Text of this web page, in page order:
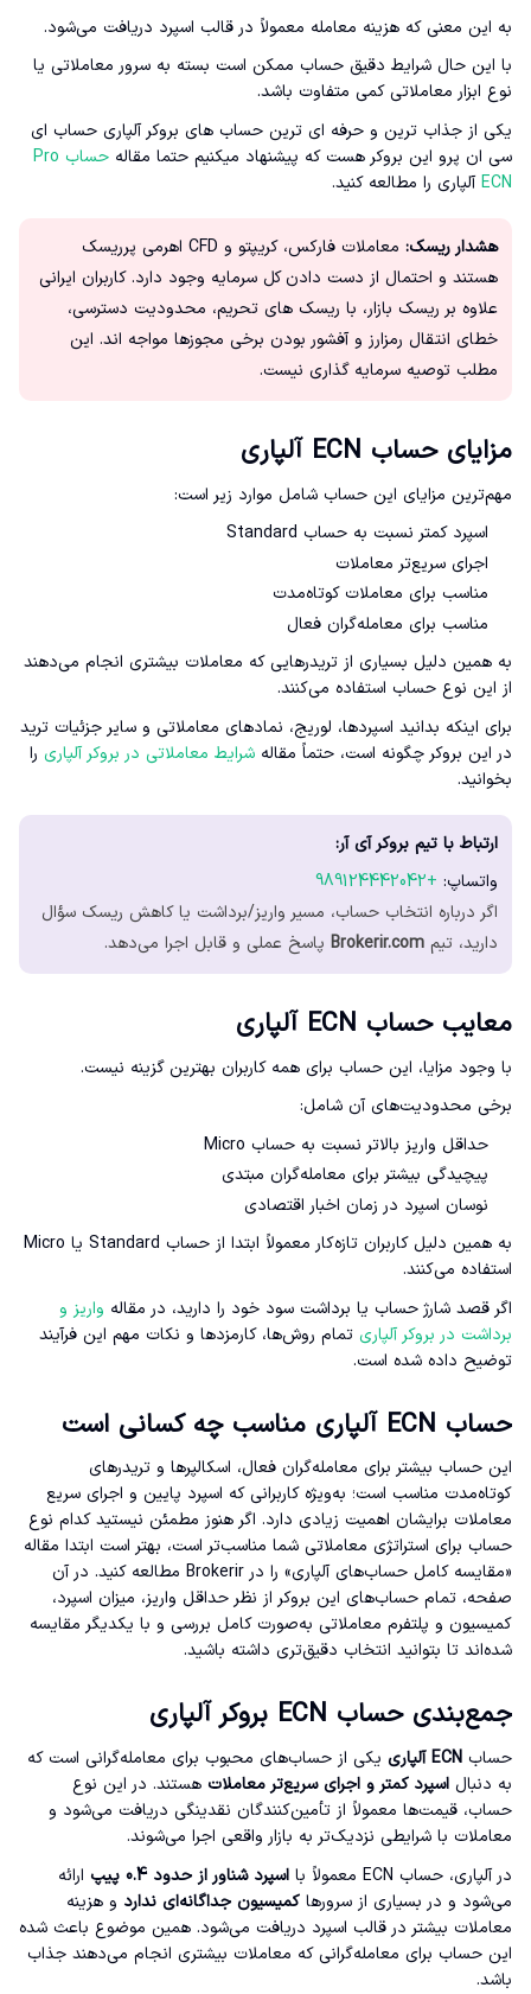
به این معنی که هزینه معامله معمولاً در قالب اسپرد دریافت می‌شود.
با این حال شرایط دقیق حساب ممکن است بسته به سرور معاملاتی یا
نوع ابزار معاملاتی کمی متفاوت باشد.
یکی از جذاب ترین و حرفه ای ترین حساب های بروکر آلپاری حساب ای
سی ان پرو این بروکر هست که پیشنهاد میکنیم حتما مقاله
حساب Pro
ECNآلپاری را مطالعه کنید.
هشدار ریسک:
معاملات فارکس، کریپتو و CFD اهرمی پرریسک
هستند و احتمال از دست دادن کل سرمایه وجود دارد. کاربران ایرانی
علاوه بر ریسک بازار، با ریسک های تحریم، محدودیت دسترسی،
خطای انتقال رمزارز و آفشور بودن برخی مجوزها مواجه اند. این
مطلب توصیه سرمایه گذاری نیست.
مزایای حساب ECN آلپاری
مهم‌ترین مزایای این حساب شامل موارد زیر است:
اسپرد کمتر نسبت به حساب Standard
اجرای سریع‌تر معاملات
مناسب برای معاملات کوتاه‌مدت
مناسب برای معامله‌گران فعال
به همین دلیل بسیاری از تریدرهایی که معاملات بیشتری انجام می‌دهند
از این نوع حساب استفاده می‌کنند.
برای اینکه بدانید اسپردها، لوریج، نمادهای معاملاتی و سایر جزئیات ترید
در این بروکر چگونه است، حتماً مقاله شرایط معاملاتی در بروکر آلپاری را
بخوانید.
ارتباط با تیم بروکر آی آر:
واتساپ: +989124442042
اگر درباره انتخاب حساب، مسیر واریز/برداشت یا کاهش ریسک سؤال
دارید، تیم Brokerir.com پاسخ عملی و قابل اجرا می‌دهد.
معایب حساب ECN آلپاری
با وجود مزایا، این حساب برای همه کاربران بهترین گزینه نیست.
برخی محدودیت‌های آن شامل:
حداقل واریز بالاتر نسبت به حساب Micro
پیچیدگی بیشتر برای معامله‌گران مبتدی
نوسان اسپرد در زمان اخبار اقتصادی
به همین دلیل کاربران تازه‌کار معمولاً ابتدا از حساب Standard یا Micro
استفاده می‌کنند.
اگر قصد شارژ حساب یا برداشت سود خود را دارید، در مقاله واریز و
برداشت در بروکر آلپاری تمام روش‌ها، کارمزدها و نکات مهم این فرآیند
توضیح داده شده است.
حساب ECN آلپاری مناسب چه کسانی است
این حساب بیشتر برای معامله‌گران فعال، اسکالپرها و تریدرهای
کوتاه‌مدت مناسب است؛ به‌ویژه کاربرانی که اسپرد پایین و اجرای سریع
معاملات برایشان اهمیت زیادی دارد. اگر هنوز مطمئن نیستید کدام نوع
حساب برای استراتژی معاملاتی شما مناسب‌تر است، بهتر است ابتدا مقاله
«مقایسه کامل حساب‌های آلپاری» را در Brokerir مطالعه کنید. در آن
صفحه، تمام حساب‌های این بروکر از نظر حداقل واریز، میزان اسپرد،
کمیسیون و پلتفرم معاملاتی به‌صورت کامل بررسی و با یکدیگر مقایسه
شده‌اند تا بتوانید انتخاب دقیق‌تری داشته باشید.
جمع‌بندی حساب ECN بروکر آلپاری
حساب ECN آلپاری
یکی از حساب‌های محبوب برای معامله‌گرانی است که
به دنبال اسپرد کمتر و اجرای سریع‌تر معاملات هستند. در این نوع
حساب، قیمت‌ها معمولاً از تأمین‌کنندگان نقدینگی دریافت می‌شود و
معاملات با شرایطی نزدیک‌تر به بازار واقعی اجرا می‌شوند.
در آلپاری، حساب ECN معمولاً با
اسپرد شناور از حدود 0.4 پیپ
ارائه
می‌شود و در بسیاری از سرورها کمیسیون جداگانه‌ای ندارد و هزینه
معاملات بیشتر در قالب اسپرد دریافت می‌شود. همین موضوع باعث شده
این حساب برای معامله‌گرانی که معاملات بیشتری انجام می‌دهند جذاب
باشد.